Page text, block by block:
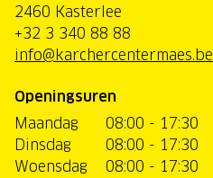
2460 Kasterlee
+32 3 340 88 88
info@karchercentermaes.be
Openingsuren
Maandag
08:00 - 17:30
Dinsdag
08:00 - 17:30
Woensdag
08:00 - 17:30